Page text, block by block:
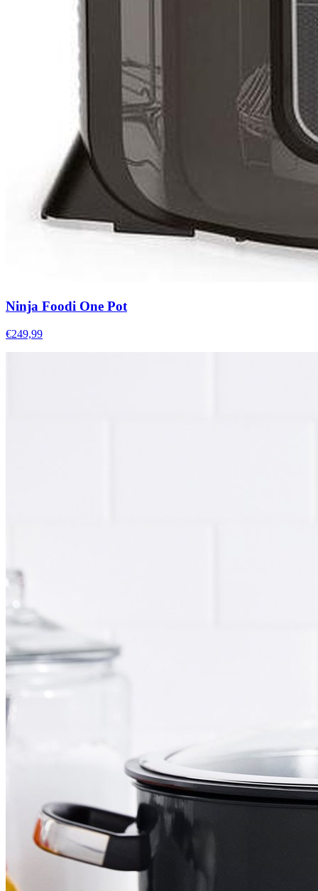
Ninja Foodi One Pot
€249,99